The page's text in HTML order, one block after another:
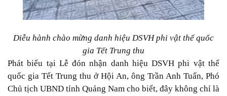
Diễu hành chào mừng danh hiệu DSVH phi vật thể quốc
gia Tết Trung thu
Phát biểu tại Lễ đón nhận danh hiệu DSVH phi vật thể
quốc gia Tết Trung thu ở Hội An, ông Trần Anh Tuấn, Phó
Chủ tịch UBND tỉnh Quảng Nam cho biết, đây không chỉ là